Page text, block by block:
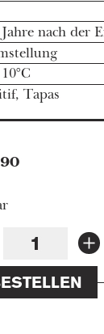
nach der
Tapas